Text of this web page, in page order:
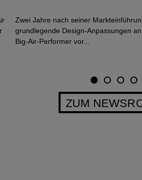
Zwei Jahre nach seiner
grundlegende Design-Anpassungen
Big-Air-Performer vor...
ZUM